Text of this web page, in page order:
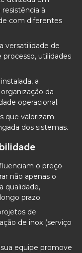
à
com diferentes
versatilidade de
utilidades
a
da
operacional.
que valorizam
dos sistemas.
o preço
não apenas o
qualidade,
prazo.
de
de inox (serviço
equipe promove